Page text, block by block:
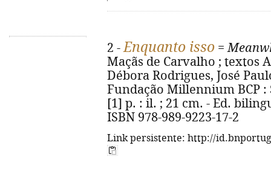
2 -Enquanto isso =
Maçãs de Carvalho ; textos
Débora Rodrigues, José
Fundação Millennium BCP :
[1] p. : il. ; 21 cm. - Ed.
ISBN 978-989-9223-17-2
Link persistente: http://